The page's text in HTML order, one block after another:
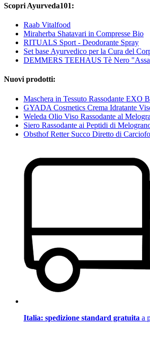
Scopri Ayurveda101:
Raab Vitalfood
Miraherba Shatavari in Compresse Bio
RITUALS Sport - Deodorante Spray
Set base Ayurvedico per la Cura del
DEMMERS TEEHAUS Tè Nero
Nuovi prodotti:
Maschera in Tessuto Rassodante EXO
GYADA Cosmetics Crema Idratante
Weleda Olio Viso Rassodante al
Siero Rassodante ai Peptidi di
Obsthof Retter Succo Diretto di
Italia: spedizione standard gratuita a